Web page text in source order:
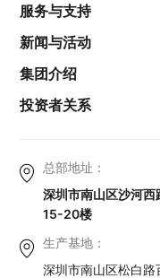
总部地址：
深圳市南山区沙河
15-20楼
生产基地：
深圳市南山区松白
服务与支持
新闻与活动
集团介绍
投资者关系